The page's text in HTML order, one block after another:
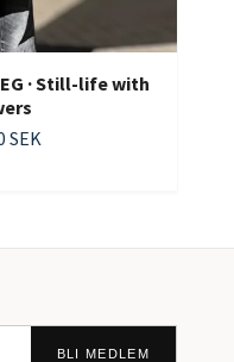
· Still-life with
SEK
BLI MEDLEM